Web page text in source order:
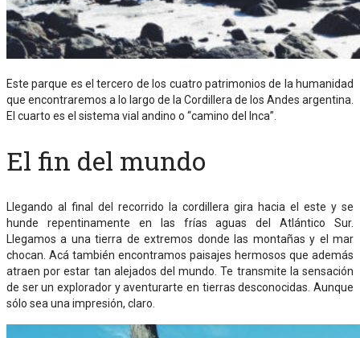
Este parque es el tercero de los cuatro patrimonios de la humanidad
que encontraremos a lo largo de la Cordillera de los Andes argentina.
El cuarto es el sistema vial andino o “camino del Inca”.
El fin del mundo
Llegando al final del recorrido la cordillera gira hacia el este y se
hunde repentinamente en las frías aguas del Atlántico Sur.
Llegamos a una tierra de extremos donde las montañas y el mar
chocan. Acá también encontramos paisajes hermosos que además
atraen por estar tan alejados del mundo. Te transmite la sensación
de ser un explorador y aventurarte en tierras desconocidas. Aunque
sólo sea una impresión, claro.